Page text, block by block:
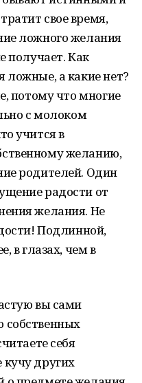
свое время,
ложного желания
получает. Как
ложные, а какие нет?
потому что многие
с молоком
учится в
желанию,
родителей. Один
радости от
желания. Не
Подлинной,
в глазах, чем в
вы сами
собственных
себя
других